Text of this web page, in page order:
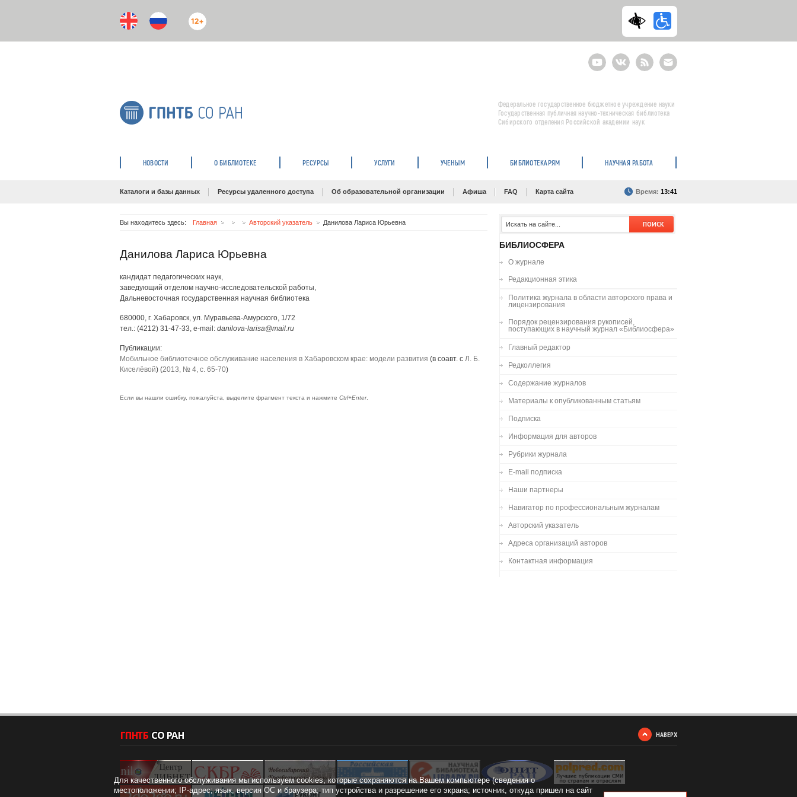
12+
YoutubeВКонтактеRSS
E-
mail
подписка
Федеральное государственное бюджетное учреждение науки
Государственная публичная научно-техническая библиотека
Сибирского отделения Российской академии наук
НОВОСТИ О БИБЛИОТЕКЕ РЕСУРСЫ УСЛУГИ УЧЕНЫМ БИБЛИОТЕКАРЯМ НАУЧНАЯ РАБОТА
Каталоги и базы данных Ресурсы удаленного доступа Об образовательной организации Афиша FAQ Карта сайта Время: 13:41
Вы находитесь здесь: Главная Авторский указатель Данилова Лариса Юрьевна
Данилова Лариса Юрьевна
кандидат педагогических наук,
заведующий отделом научно-исследовательской работы,
Дальневосточная государственная научная библиотека
680000, г. Хабаровск, ул. Муравьева-Амурского, 1/72
тел.: (4212) 31-47-33, e-mail: danilova-larisa@mail.ru
Публикации:
Мобильное библиотечное обслуживание населения в Хабаровском крае: модели развития (в соавт. с Л. Б.
Киселёвой) (2013, № 4, с. 65-70)
Если вы нашли ошибку, пожалуйста, выделите фрагмент текста и нажмите Ctrl+Enter.
БИБЛИОСФЕРА
О журнале
Редакционная этика
Политика журнала в области авторского права и
лицензирования
Порядок рецензирования рукописей,
поступающих в научный журнал «Библиосфера»
Главный редактор
Редколлегия
Содержание журналов
Материалы к опубликованным статьям
Подписка
Информация для авторов
Рубрики журнала
E-mail подписка
Наши партнеры
Навигатор по профессиональным журналам
Авторский указатель
Адреса организаций авторов
Контактная информация
НАВЕРХ
Для качественного обслуживания мы используем cookies, которые сохраняются на Вашем компьютере (сведения о
местоположении; IP-адрес; язык, версия ОС и браузера; тип устройства и разрешение его экрана; источник, откуда пришел на сайт